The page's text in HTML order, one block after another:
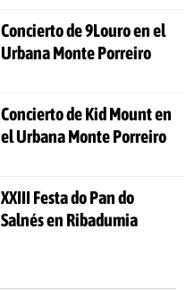
Concierto de 9Louro en el
Urbana Monte Porreiro
Concierto de Kid Mount en
el Urbana Monte Porreiro
XXIII Festa do Pan do
Salnés en Ribadumia